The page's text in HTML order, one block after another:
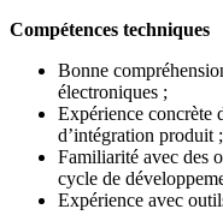
Compétences techniques
Bonne
électroniques ;
Expérience concrète
d’intégration produit ;
Familiarité avec des
cycle de
Expérience avec